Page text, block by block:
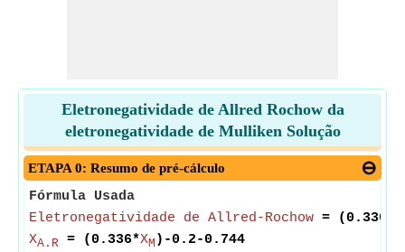
Eletronegatividade de Allred Rochow da
eletronegatividade de Mulliken Solução
ETAPA 0: Resumo de pré-cálculo
Fórmula Usada
Eletronegatividade de Allred-Rochow = (0.336*
XA.R = (0.336*XM )-0.2-0.744